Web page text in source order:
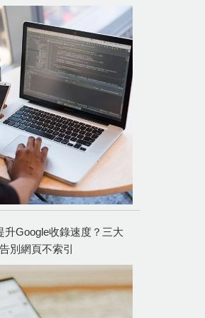
升Google收錄速度？三大
別網頁不索引